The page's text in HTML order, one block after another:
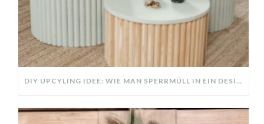
DIY UPCYLING IDEE: WIE MAN SPERRMÜLL IN EIN DESIGNER TEIL VERWANDELT